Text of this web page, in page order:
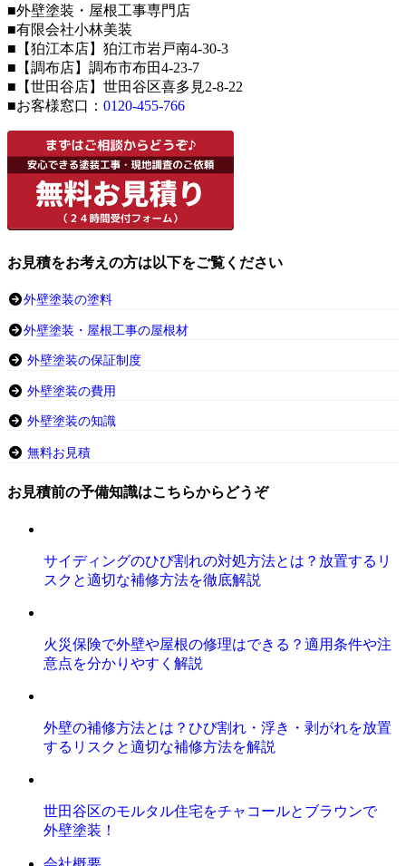
■外壁塗装・屋根工事専門店
■有限会社小林美装
■【狛江本店】狛江市岩戸南4-30-3
■【調布店】調布市布田4-23-7
■【世田谷店】世田谷区喜多見2-8-22
■お客様窓口： 0120-455-766
お見積をお考えの方は以下をご覧ください
外壁塗装の塗料
外壁塗装・屋根工事の屋根材
外壁塗装の保証制度
外壁塗装の費用
外壁塗装の知識
無料お見積
お見積前の予備知識はこちらからどうぞ
サイディングのひび割れの対処方法とは？放置するリ
スクと適切な補修方法を徹底解説
火災保険で外壁や屋根の修理はできる？適用条件や注
意点を分かりやすく解説
外壁の補修方法とは？ひび割れ・浮き・剥がれを放置
するリスクと適切な補修方法を解説
世田谷区のモルタル住宅をチャコールとブラウンで
外壁塗装！